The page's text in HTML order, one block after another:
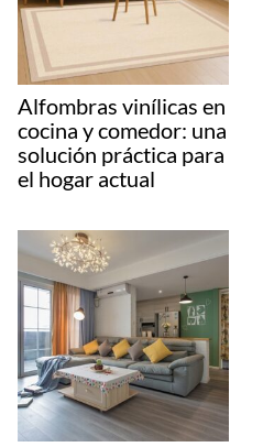
Alfombras vinílicas en
cocina y comedor: una
solución práctica para
el hogar actual